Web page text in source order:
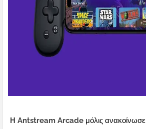
Η Antstream Arcade μόλις ανακοίνωσε